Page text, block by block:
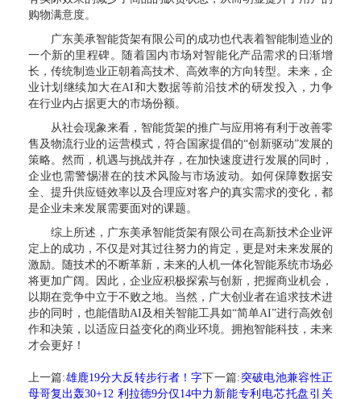
购物满意度。
广东美承智能货架有限公司的成功也代表着智能制造业的
一个新的里程碑。随着国内市场对智能化产品需求的日渐增
长，传统制造业正朝着高技术、高效率的方向转型。未来，企
业计划继续加大在AI和大数据等前沿技术的研发投入，力争
在行业内占据更大的市场份额。
从社会现象来看，智能货架的推广与应用将有利于改善零
售及物流行业的运营模式，符合国家提倡的“创新驱动”发展的
策略。然而，机遇与挑战并存，在加快速度进行发展的同时，
企业也需警惕潜在的技术风险与市场波动。如何保障数据安
全、提升供应链效率以及合理应对客户的真实需求的变化，都
是企业未来发展需要面对的课题。
综上所述，广东美承智能货架有限公司在高新技术企业评
定上的成功，不仅是对其过往努力的肯定，更是对未来发展的
激励。随技术的不断革新，未来的人机一体化智能系统市场必
将更加广阔。因此，企业应积极探索与创新，把握商业机会，
以期在竞争中立于不败之地。当然，广大创业者在追求技术进
步的同时，也能借助AI及相关智能工具如“简单AI”进行高效创
作和决策，以适应日益变化的商业环境。拥抱智能科技，未来
才会更好！
上一篇:雄鹿19分大反转步行者！字
母哥复出轰30+12 利拉德9分仅14中
下一篇: 突破电池兼容性正
力新能专利电芯托盘引关